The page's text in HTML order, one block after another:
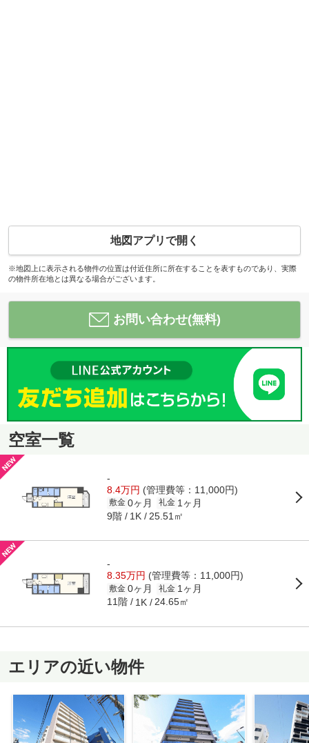
地図アプリで開く
※地図上に表示される物件の位置は付近住所に所在することを表すものであり、実際
の物件所在地とは異なる場合がございます。
お問い合わせ(無料)
空室一覧
-
8.4万円 (管理費等：11,000円)
敷金 0ヶ月 礼金 1ヶ月
9階 1K 25.51㎡
-
8.35万円 (管理費等：11,000円)
敷金 0ヶ月 礼金 1ヶ月
11階 1K 24.65㎡
エリアの近い物件